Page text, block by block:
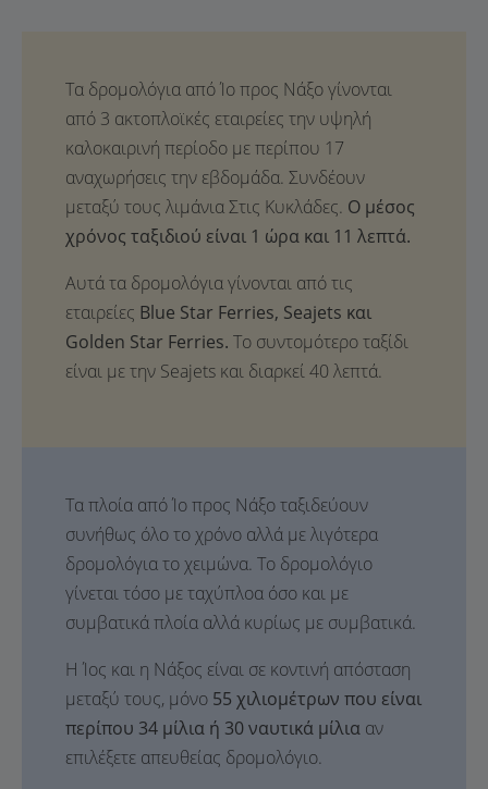
Ο μέσος
χρόνος ταξιδιού είναι 1 ώρα και 11 λεπτά.
Αυτά τα δρομολόγια γίνονται από τις
εταιρείες Blue Star Ferries, Seajets και
Golden Star Ferries. Το συντομότερο ταξίδι
είναι με την Seajets και διαρκεί 40 λεπτά.
Τα πλοία από Ίο προς Νάξο ταξιδεύουν
συνήθως όλο το χρόνο αλλά με λιγότερα
δρομολόγια το χειμώνα. Το δρομολόγιο
γίνεται τόσο με ταχύπλοα όσο και με
συμβατικά πλοία αλλά κυρίως με συμβατικά.
Η Ίος και η Νάξος είναι σε κοντινή απόσταση
μεταξύ τους, μόνο 55 χιλιομέτρων που είναι
περίπου 34 μίλια ή 30 ναυτικά μίλια αν
επιλέξετε απευθείας δρομολόγιο.